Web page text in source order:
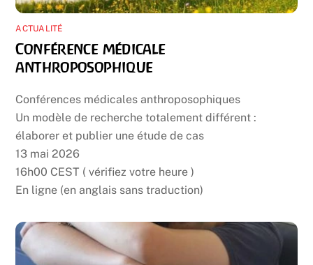
ACTUALITÉ
Conférence médicale
anthroposophique
Conférences médicales anthroposophiques
Un modèle de recherche totalement différent :
élaborer et publier une étude de cas
13 mai 2026
16h00 CEST ( vérifiez votre heure )
En ligne (en anglais sans traduction)